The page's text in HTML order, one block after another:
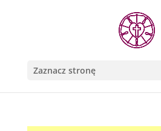
Zaznacz stronę